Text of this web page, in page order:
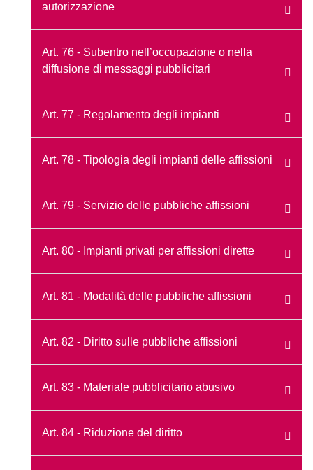
autorizzazione
Art. 76 - Subentro nell’occupazione o nella
diffusione di messaggi pubblicitari
Art. 77 - Regolamento degli impianti
Art. 78 - Tipologia degli impianti delle affissioni
Art. 79 - Servizio delle pubbliche affissioni
Art. 80 - Impianti privati per affissioni dirette
Art. 81 - Modalità delle pubbliche affissioni
Art. 82 - Diritto sulle pubbliche affissioni
Art. 83 - Materiale pubblicitario abusivo
Art. 84 - Riduzione del diritto